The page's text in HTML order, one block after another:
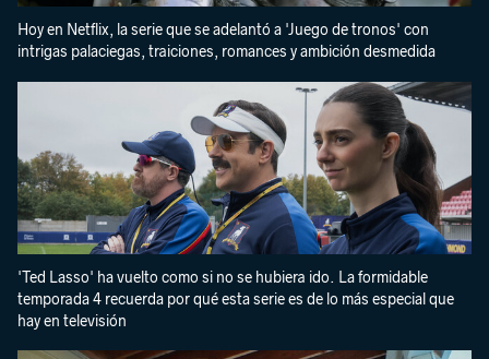
Hoy en Netflix, la serie que se adelantó a 'Juego de tronos' con
intrigas palaciegas, traiciones, romances y ambición desmedida
'Ted Lasso' ha vuelto como si no se hubiera ido. La formidable
temporada 4 recuerda por qué esta serie es de lo más especial que
hay en televisión